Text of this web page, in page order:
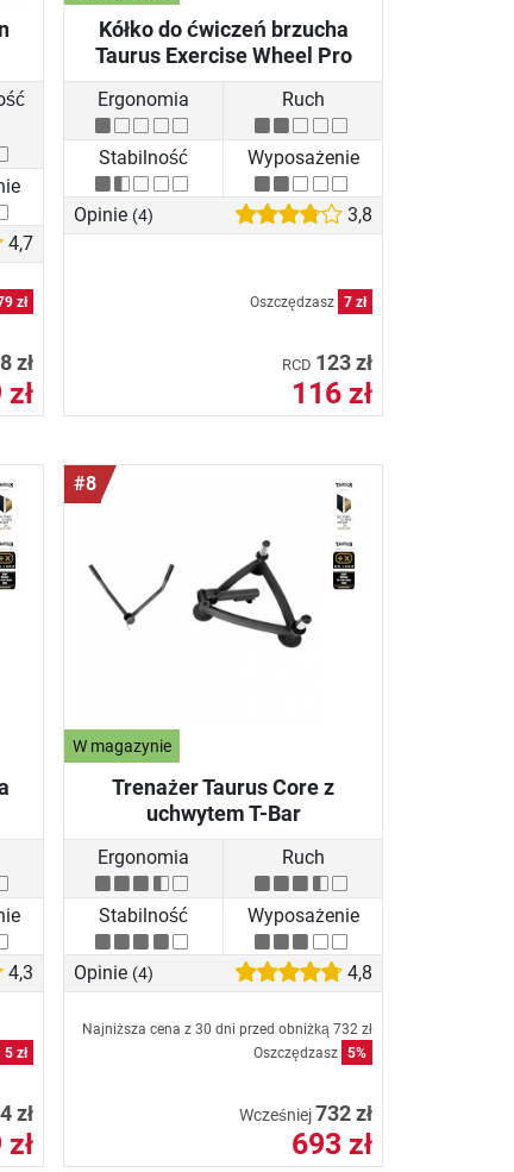
4,7
zł
zł
Kółko do ćwiczeń brzucha
Taurus Exercise Wheel Pro
Ergonomia Ruch
Stabilność Wyposażenie
Opinie (4) 3,8
Oszczędzasz 7 zł
RCD 123 zł
116 zł
4,3
5 zł
zł
#8
W magazynie
Trenażer Taurus Core z
uchwytem T-Bar
Ergonomia Ruch
Stabilność Wyposażenie
Opinie (4) 4,8
Najniższa cena z 30 dni przed obniżką 732 zł
Oszczędzasz 5%
Wcześniej732 zł
693 zł